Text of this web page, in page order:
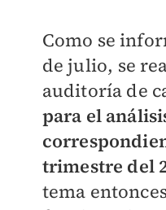
Como se
de julio, se
auditoría de
para el
trimestre del
tema